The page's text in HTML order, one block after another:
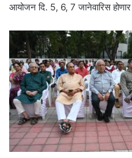
आयोजन दि. 5, 6, 7 जानेवारिस